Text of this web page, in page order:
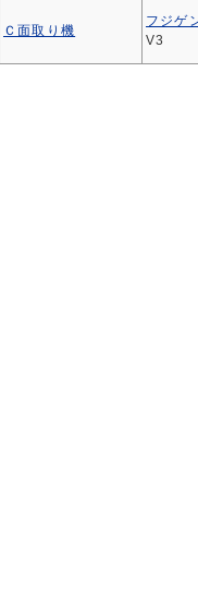
Ｃ面取り機
フジゲ
V3